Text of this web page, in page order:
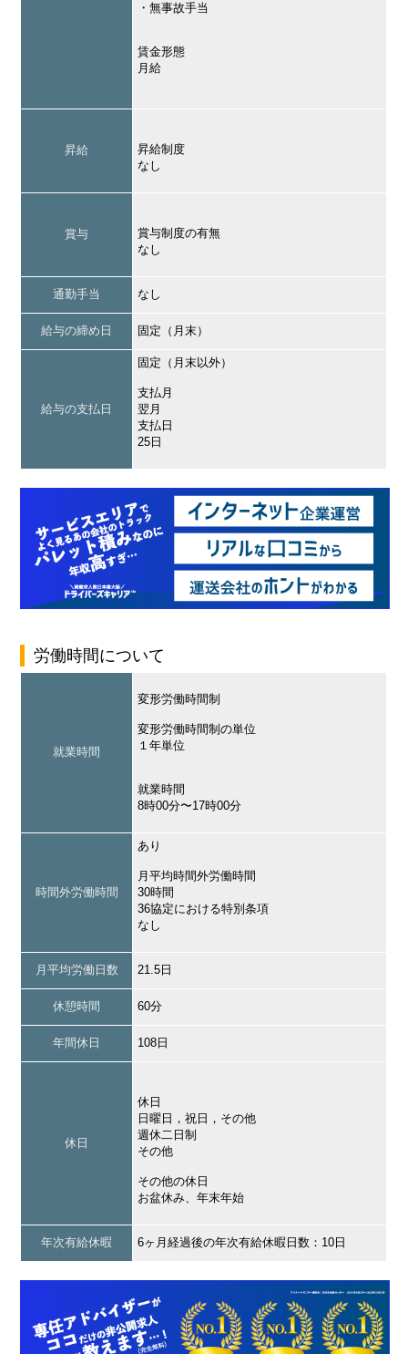
・無事故手当
賃金形態
月給
昇給
昇給制度
なし
賞与
賞与制度の有無
なし
通勤手当 なし
給与の締め日 固定（月末）
給与の支払日
固定（月末以外）
支払月
翌月
支払日
25日
労働時間について
就業時間
変形労働時間制
変形労働時間制の単位
１年単位
就業時間
8時00分〜17時00分
時間外労働時間
あり
月平均時間外労働時間
30時間
36協定における特別条項
なし
月平均労働日数 21.5日
休憩時間 60分
年間休日 108日
休日
休日
日曜日，祝日，その他
週休二日制
その他
その他の休日
お盆休み、年末年始
年次有給休暇 6ヶ月経過後の年次有給休暇日数：10日